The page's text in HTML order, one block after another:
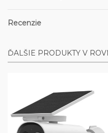
Recenzie
ĎALŠIE PRODUKTY V